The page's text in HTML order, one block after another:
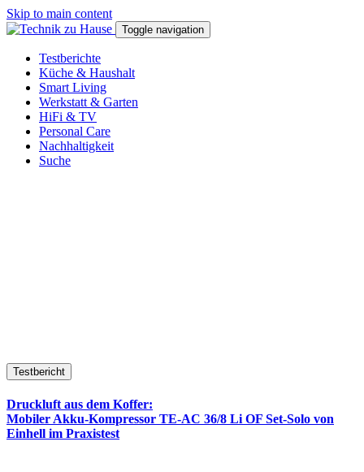
Skip to main content
Toggle navigation
Testberichte
Küche & Haushalt
Smart Living
Werkstatt & Garten
HiFi & TV
Personal Care
Nachhaltigkeit
Suche
Testbericht
Druckluft aus dem Koffer:
Mobiler Akku-Kompressor TE-AC 36/8 Li OF Set-Solo von
Einhell im Praxistest